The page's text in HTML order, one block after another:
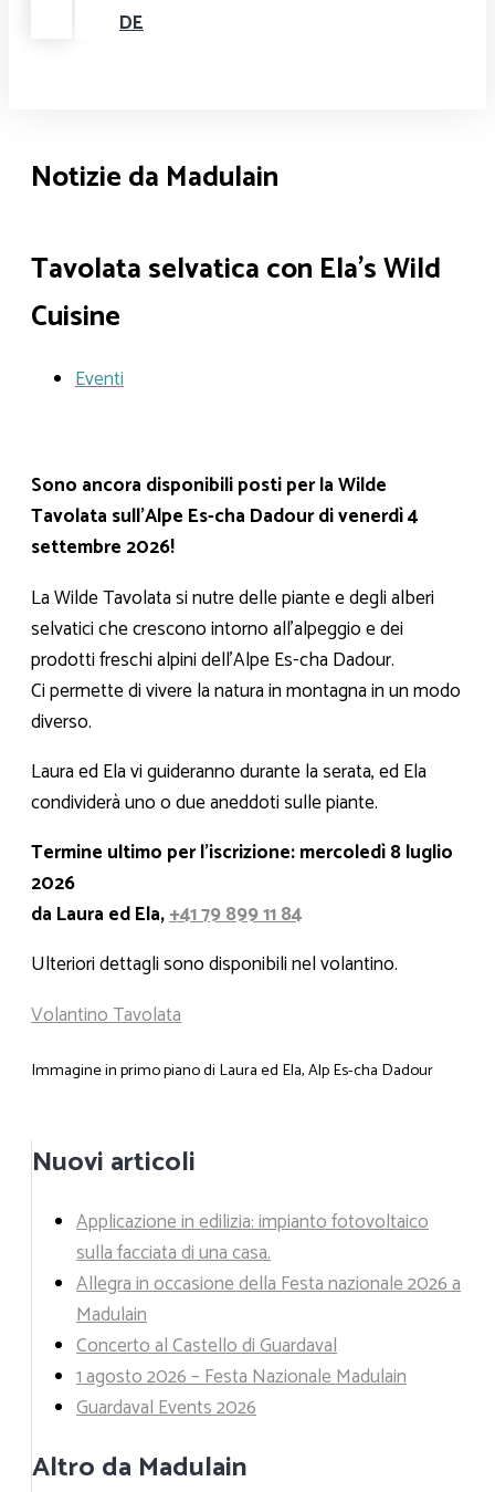
DE
Notizie da Madulain
Tavolata selvatica con Ela's Wild
Cuisine
Eventi
Sono ancora disponibili posti per la Wilde
Tavolata sull'Alpe Es-cha Dadour di venerdì 4
settembre 2026!
La Wilde Tavolata si nutre delle piante e degli alberi
selvatici che crescono intorno all'alpeggio e dei
prodotti freschi alpini dell'Alpe Es-cha Dadour.
Ci permette di vivere la natura in montagna in un modo
diverso.
Laura ed Ela vi guideranno durante la serata, ed Ela
condividerà uno o due aneddoti sulle piante.
Termine ultimo per l'iscrizione: mercoledì 8 luglio
2026
da Laura ed Ela,+41 79 899 11 84
Ulteriori dettagli sono disponibili nel volantino.
Volantino Tavolata
Immagine in primo piano di Laura ed Ela,Alp Es-cha Dadour
Nuovi articoli
Applicazione in edilizia: impianto fotovoltaico
sulla facciata di una casa.
Allegra in occasione della Festa nazionale 2026 a
Madulain
Concerto al Castello di Guardaval
1 agosto 2026 – Festa Nazionale Madulain
Guardaval Events 2026
Altro da Madulain